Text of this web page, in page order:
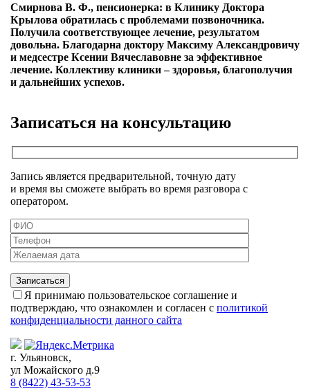
Смирнова В. Ф., пенсионерка: в Клинику Доктора
Крылова обратилась с проблемами позвоночника.
Получила соответствующее лечение, результатом
довольна. Благодарна доктору Максиму Александровичу
и медсестре Ксении Вячеславовне за эффективное
лечение. Коллективу клиники – здоровья, благополучия
и дальнейших успехов.
Записаться на консультацию
Запись является предварительной, точную дату
и время вы сможете выбрать во время разговора с
оператором.
Я принимаю пользовательское соглашение и
подтверждаю, что ознакомлен и согласен с политикой
конфиденциальности данного сайта
г. Ульяновск,
ул Можайского д.9
8 (8422) 43-53-53